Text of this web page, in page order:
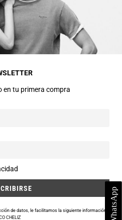
en tu primera compra
de datos, le facilitamos la siguiente información
CHELIZ